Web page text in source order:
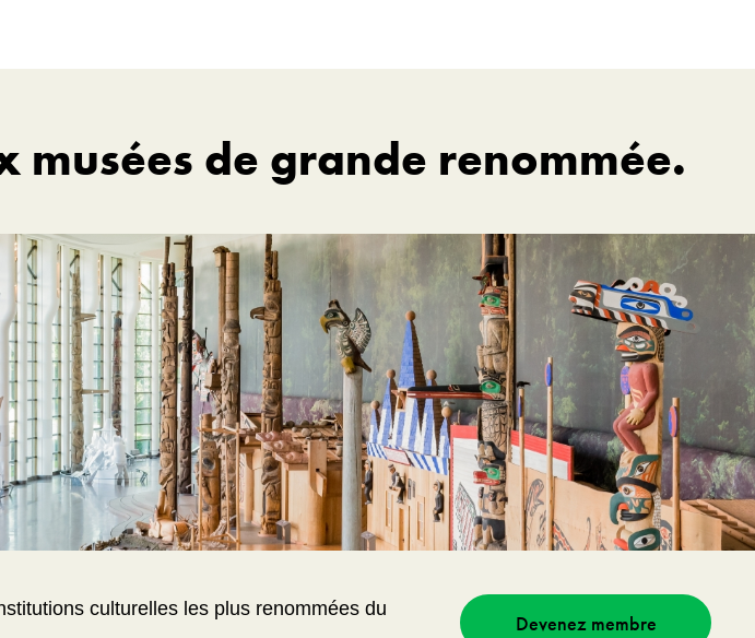
musées de grande renommée.
culturelles les plus renommées du
Devenez membre